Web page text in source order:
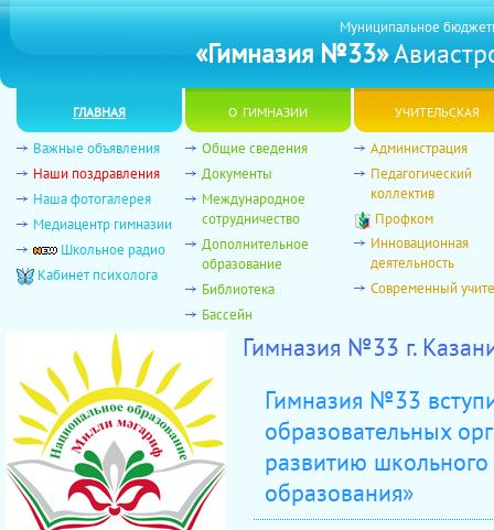
Муниципальное
«Гимназия №33»
главная о гимназии учительская
Важные объявления
Наши поздравления
Наша фотогалерея
Медиацентр гимназии
Школьное радио
Кабинет психолога
Общие сведения
Документы
Международное
сотрудничество
Дополнительное
образование
Библиотека
Бассейн
Администрация
Педагогический
коллектив
Профком
Инновационная
деятельность
Современный
Гимназия №33 г.
Гимназия №33
образовательных
развитию
образования»